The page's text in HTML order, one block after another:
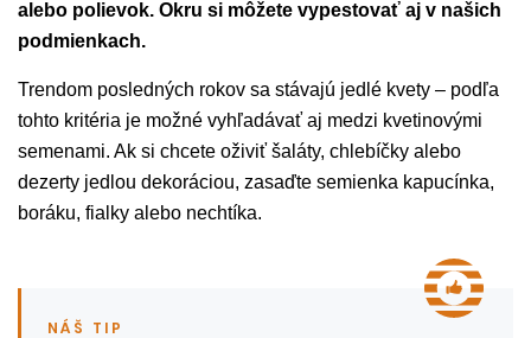
alebo polievok. Okru si môžete vypestovať aj v našich
podmienkach.
Trendom posledných rokov sa stávajú jedlé kvety – podľa
tohto kritéria je možné vyhľadávať aj medzi kvetinovými
semenami. Ak si chcete oživiť šaláty, chlebíčky alebo
dezerty jedlou dekoráciou, zasaďte semienka kapucínka,
boráku, fialky alebo nechtíka.